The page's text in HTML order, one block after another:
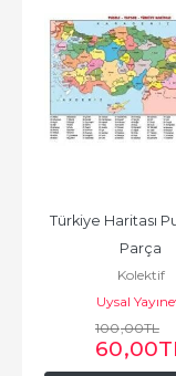
Türkiye Haritası
Parça
Kolektif
Uysal
100,00TL
60,00